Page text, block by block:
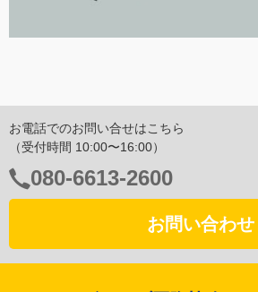
お電話でのお問い合せはこちら
（受付時間 10:00〜16:00）
電
話
号：
080-6613-2600
お問い合わせ